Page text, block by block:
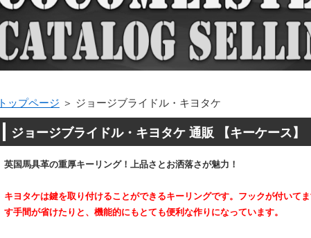
トップページ ＞ ジョージブライドル・キヨタケ
ジョージブライドル・キヨタケ 通販 【キーケース】
英国馬具革の重厚キーリング！上品さとお洒落さが魅力！
キヨタケは鍵を取り付けることができるキーリングです。フックが付いて
す手間が省けたりと、機能的にもとても便利な作りになっています。